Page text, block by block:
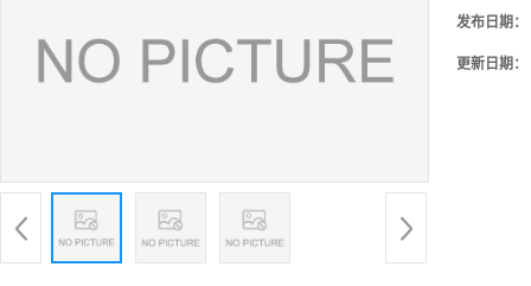
发布日期：
更新日期：